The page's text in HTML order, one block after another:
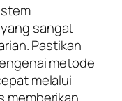
sangat
Pastikan
metode
melalui
memberikan